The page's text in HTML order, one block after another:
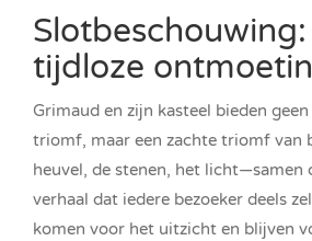
Slotbeschouwing:
tijdloze
Grimaud en zijn kasteel bieden
triomf, maar een zachte triomf van
heuvel, de stenen, het licht—samen
verhaal dat iedere bezoeker deels
komen voor het uitzicht en blijven